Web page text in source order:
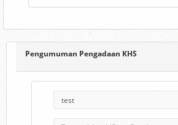
Pengumuman Pengadaan KHS